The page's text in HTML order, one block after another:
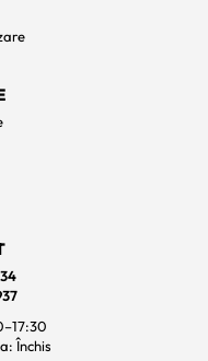
Închis